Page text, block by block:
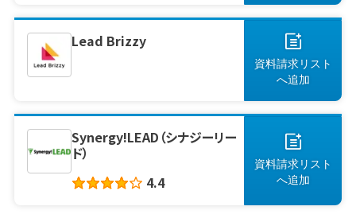
Lead Brizzy
資料請求リスト
へ追加
Synergy!LEAD（シナジーリー
ド）
4.4
資料請求リスト
へ追加